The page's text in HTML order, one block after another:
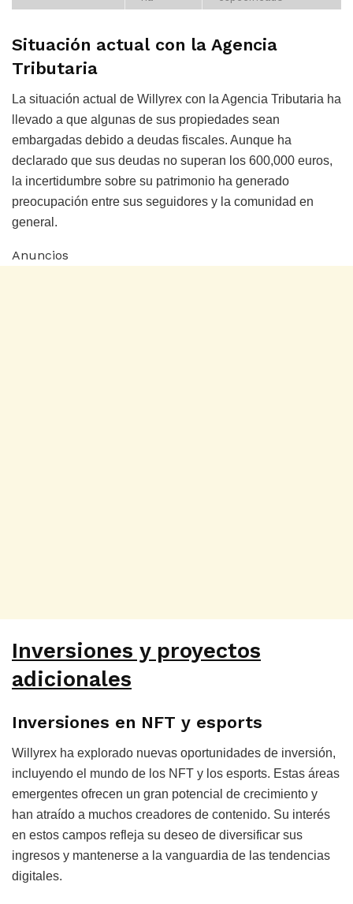
Situación actual con la Agencia
Tributaria
La situación actual de Willyrex con la Agencia Tributaria ha
llevado a que algunas de sus propiedades sean
embargadas debido a deudas fiscales. Aunque ha
declarado que sus deudas no superan los 600,000 euros,
la incertidumbre sobre su patrimonio ha generado
preocupación entre sus seguidores y la comunidad en
general.
Anuncios
Inversiones y proyectos
adicionales
Inversiones en NFT y esports
Willyrex ha explorado nuevas oportunidades de inversión,
incluyendo el mundo de los NFT y los esports. Estas áreas
emergentes ofrecen un gran potencial de crecimiento y
han atraído a muchos creadores de contenido. Su interés
en estos campos refleja su deseo de diversificar sus
ingresos y mantenerse a la vanguardia de las tendencias
digitales.